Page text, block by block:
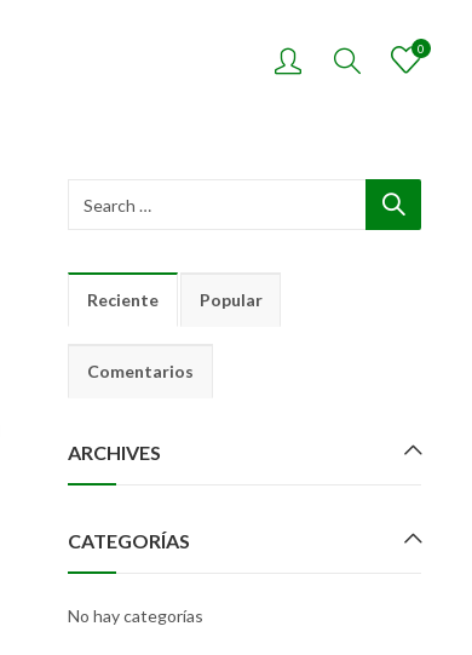
0
Reciente Popular
Comentarios
ARCHIVES
CATEGORÍAS
No hay categorías